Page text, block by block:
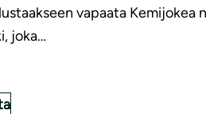
vapaata
joka…